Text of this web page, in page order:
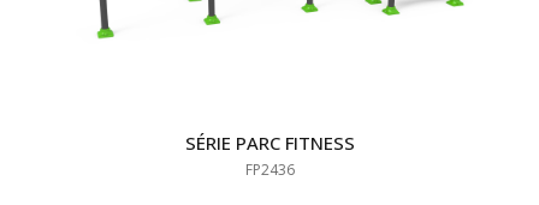
SÉRIE PARC FITNESS
FP2436